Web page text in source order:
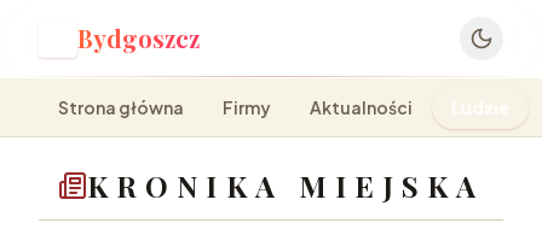
Bydgoszcz
Strona główna Firmy Aktualności Ludzie
KRONIKA MIEJSKA